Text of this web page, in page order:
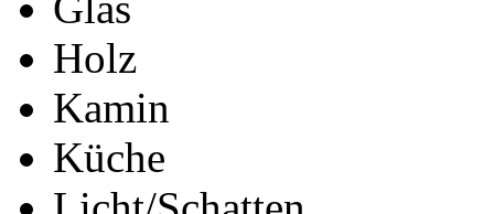
Holz
Kamin
Küche